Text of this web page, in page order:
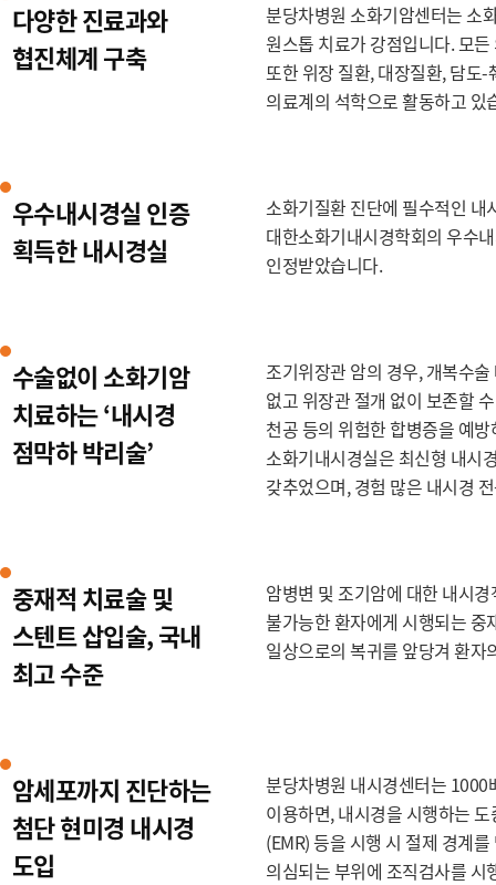
다양한 진료과와
협진체계 구축
분당차병원 소화기암센터는 소
원스톱 치료가 강점입니다. 모
또한 위장 질환, 대장질환, 담도
의료계의 석학으로 활동하고 있
우수내시경실 인증
획득한 내시경실
소화기질환 진단에 필수적인 내
대한소화기내시경학회의 우수
인정받았습니다.
수술없이 소화기암
치료하는 ‘내시경
점막하 박리술’
조기위장관 암의 경우, 개복수
없고 위장관 절개 없이 보존할
천공 등의 위험한 합병증을 예
소화기내시경실은 최신형 내시
갖추었으며, 경험 많은 내시경
중재적 치료술 및
스텐트 삽입술, 국내
최고 수준
암병변 및 조기암에 대한 내시
불가능한 환자에게 시행되는 중
일상으로의 복귀를 앞당겨 환자
암세포까지 진단하는
첨단 현미경 내시경
도입
분당차병원 내시경센터는 1000
이용하면, 내시경을 시행하는
(EMR) 등을 시행 시 절제 경계
의심되는 부위에 조직검사를